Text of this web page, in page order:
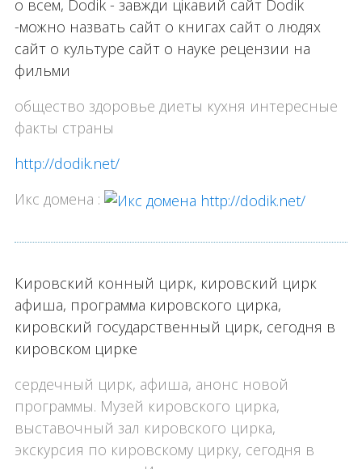
о всем, Dodik - завжди цікавий сайт Dodik
-можно назвать сайт о книгах сайт о людях
сайт о культуре сайт о науке рецензии на
фильми
общество здоровье диеты кухня интересные
факты страны
http://dodik.net/
Икс домена :
Кировский конный цирк, кировский цирк
афиша, программа кировского цирка,
кировский государственный цирк, сегодня в
кировском цирке
сердечный цирк, афиша, анонс новой
программы. Музей кировского цирка,
выставочный зал кировского цирка,
экскурсия по кировскому цирку, сегодня в